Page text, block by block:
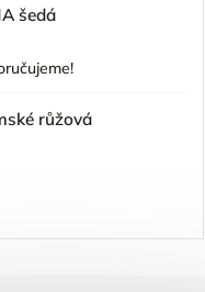
šedá
růžová